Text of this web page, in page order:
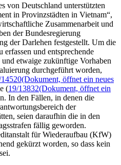
von Deutschland unterstützten
in Provinzstädten in Vietnam“,
Zusammenarbeit und
der Bundesregierung
der Darlehen festgestellt. Um die
erfassen und entsprechende
etwaige zukünftige Vorhaben
durchgeführt worden,
(Dokument, öffnet ein neues
(19/13832(Dokument, öffnet ein
In den Fällen, in denen die
der
seien daraufhin die in den
fällig geworden.
für Wiederaufbau (KfW)
gekürzt worden, so dass kein